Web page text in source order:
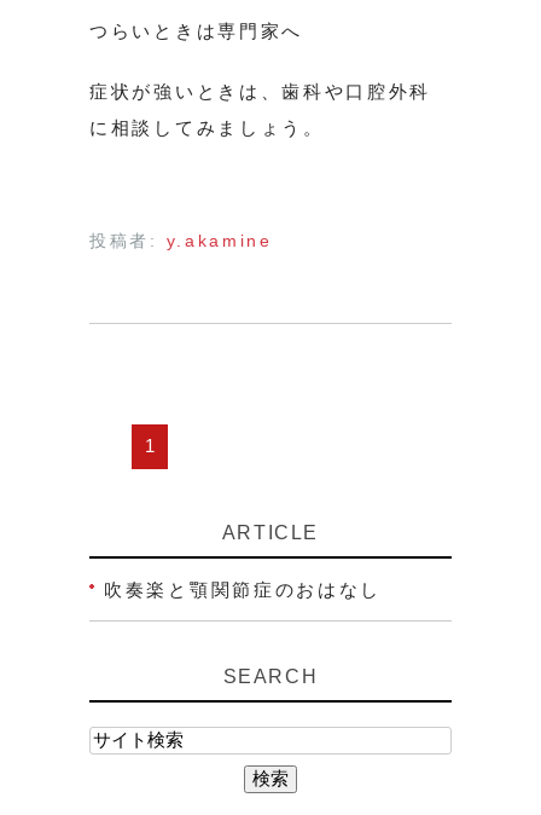
つらいときは専門家へ
症状が強いときは、歯科や口腔外科
に相談してみましょう。
投稿者: y.akamine
1
ARTICLE
吹奏楽と顎関節症のおはなし
SEARCH